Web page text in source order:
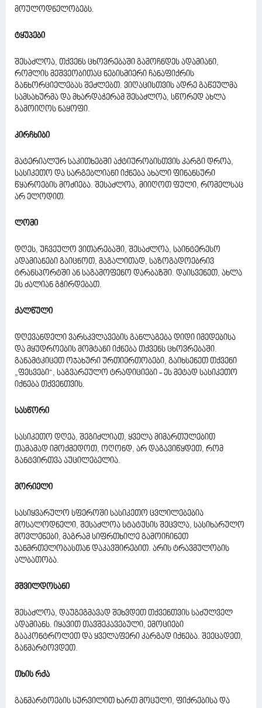
მოულოდნელობებს.
ტყუპები
შესაძლოა, თქვენს ცხოვრებაში გამოჩნდეს ადამიანი,
რომლის მეშვეობითაც ნებისმიერი ჩანაფიქრის
განხორციელებას შეძლებთ. ვიღაცისთვის ადრე გაწეულმა
სამსახურმა და მხარდაჭერამ შესაძლოა, სწორედ ახლა
გამოიღოს ნაყოფი.
კირჩხიბი
მატერიალურ საკითხებში აქტიურობისთვის კარგი დროა,
სასიკეთო და სარგებლიანი იქნება ახალი ფინანსური
წყაროების მოძიება. შესაძლოა, მიიღოთ ფული, რომელსაც
არ ელოდით.
ლომი
დღეს, უჩვეულო ვითარებაში, შესაძლოა, საინტერესო
ადამიანები გაიცნოთ, მაგალითად, საზოგადოებრივ
ტრანსპორტში ან საგამოფენო დარბაზში. დაისვენეთ, ახლა
ეს ძალიან გჭირდებათ.
ქალწული
დღევანდელი ვარსკვლავების განლაგება დიდი იმედებისა
და მყუდროების მომტანი იქნება თქვენს ცხოვრებაში.
განამტკიცეთ ოჯახური ურთიერთობები, გაიხსენეთ თქვენი
„ფესვები“, საგვარეულო ტრადიციები - ეს მეტად სასიკეთო
იქნება თქვენთვის.
სასწორი
სასიკეთო დღეა, შეგიძლიათ, ყველა მიმართულებით
თამამად იმოქმედოთ, ოღონდ, არ დაგავიწყდეთ, რომ
განტვირთვა აუცილებელია.
მორიელი
სასიყვარულო სფეროში სასიკეთო ცვლილებებია
მოსალოდნელი, შესაძლოა სტატუსის შეცვლა, სასიხარულო
მოვლენები, მაგრამ სიფრთხილე გამოიჩინეთ
ჯანმრთელობასთან დაკავშირებით. არის ტრავმულობის
ალბათობა.
მშვილდოსანი
შესაძლოა, დაუგეგმავად შეხვდეთ თქვენთვის საძულველ
ადამიანს. იყავით თავშეკავებული, ემოციები
გააკონტროლეთ და ყველაფერი კარგად იქნება. შეეცადეთ,
განმარტოვდეთ.
თხის რქა
განმარტოების სურვილით ხართ მოცული, ფიქრებისა და